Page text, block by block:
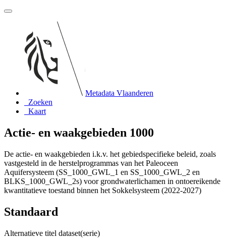
Metadata Vlaanderen
Zoeken
Kaart
Actie- en waakgebieden 1000
De actie- en waakgebieden i.k.v. het gebiedspecifieke beleid, zoals
vastgesteld in de herstelprogrammas van het Paleoceen
Aquifersysteem (SS_1000_GWL_1 en SS_1000_GWL_2 en
BLKS_1000_GWL_2s) voor grondwaterlichamen in ontoereikende
kwantitatieve toestand binnen het Sokkelsysteem (2022-2027)
Standaard
Alternatieve titel dataset(serie)